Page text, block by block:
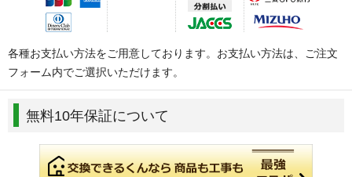
各種お支払い方法をご用意しております。お支払い方法は、ご注文
フォーム内でご選択いただけます。
無料10年保証について